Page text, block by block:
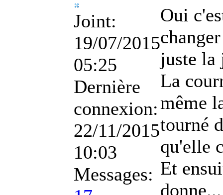
Joint:
19/07/2015
05:25
Dernière
connexion:
22/11/2015
10:03
Messages:
Oui
juste la
La
même
tourné
qu'elle
Et
donne...